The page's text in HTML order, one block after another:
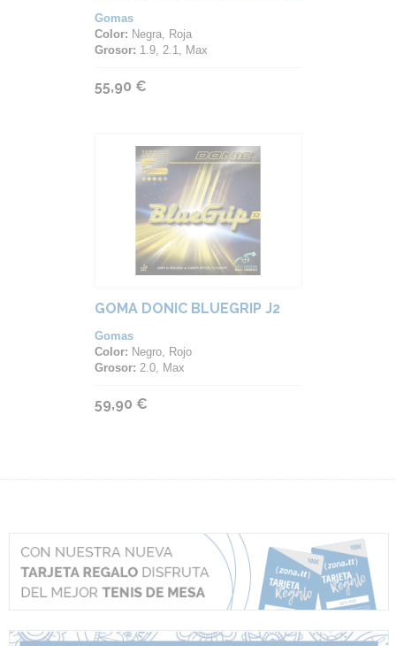
Gomas
Color: Negra, Roja
Grosor: 1.9, 2.1, Max
55,90 €
GOMA DONIC BLUEGRIP J2
Gomas
Color: Negro, Rojo
Grosor: 2.0, Max
59,90 €